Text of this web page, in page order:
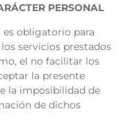
PERSONAL
es obligatorio para
servicios prestados
el no facilitar los
la presente
la imposibilidad de
de dichos